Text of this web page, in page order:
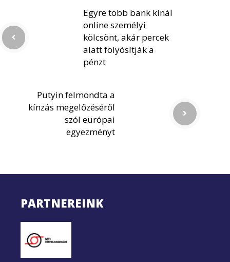
Egyre több bank kínál
online személyi
kölcsönt, akár percek
alatt folyósítják a
pénzt
Putyin felmondta a
kínzás megelőzéséről
szól európai
egyezményt
PARTNEREINK